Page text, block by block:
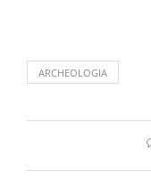
ARCHEOLOGIA